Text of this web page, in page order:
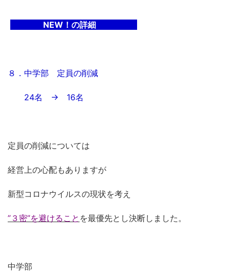
NEW！の詳細
８．中学部 定員の削減
24名 → 16名
定員の削減については
経営上の心配もありますが
新型コロナウイルスの現状を考え
”３密”を避けること を最優先とし決断しました。
中学部